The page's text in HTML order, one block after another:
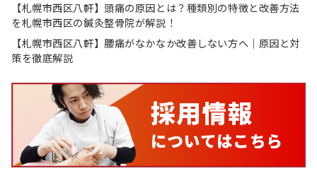
【札幌市西区八軒】頭痛の原因とは？種類別の特徴と改善方法
を札幌市西区の鍼灸整骨院が解説！
【札幌市西区八軒】腰痛がなかなか改善しない方へ｜原因と対
策を徹底解説